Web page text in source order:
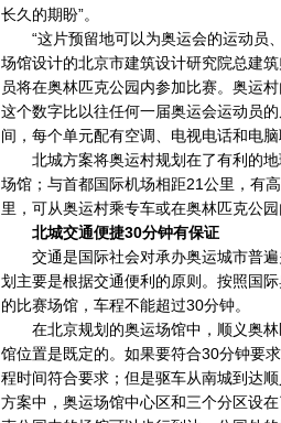
长久的期盼”。
“这片预留地可以为奥运会的运动员
场馆设计的北京市建筑设计研究院总建
员将在奥林匹克公园内参加比赛。奥运
这个数字比以往任何一届奥运会运动员
间，每个单元配有空调、电视电话和电脑
北城方案将奥运村规划在了有利的地
场馆；与首都国际机场相距21公里，有
里，可从奥运村乘专车或在奥林匹克公
北城交通便捷30分钟有保证
交通是国际社会对承办奥运城市普遍
划主要是根据交通便利的原则。按照国
的比赛场馆，车程不能超过30分钟。
在北京规划的奥运场馆中，顺义奥林
馆位置是既定的。如果要符合30分钟要
程时间符合要求；但是驱车从南城到达
方案中，奥运场馆中心区和三个分区设